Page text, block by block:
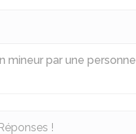
mineur par une personne
!